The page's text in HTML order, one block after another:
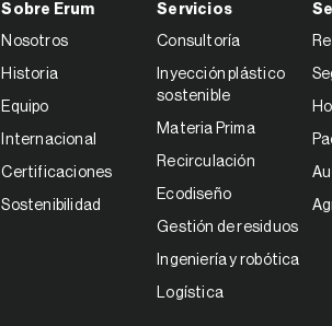
Sobre Erum
Nosotros
Historia
Equipo
Internacional
Certificaciones
Sostenibilidad
Servicios
Consultoría
Inyección plástico
sostenible
Materia Prima
Recirculación
Ecodiseño
Gestión de residuos
Ingeniería y robótica
Logística